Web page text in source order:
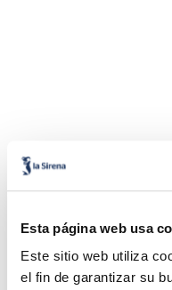
Esta página web usa
Este sitio web utiliza
el fin de garantizar su